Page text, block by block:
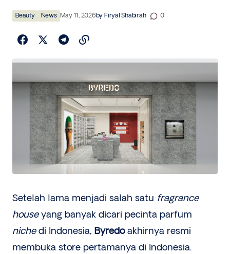
Beauty News May 11, 2026by Firyal Shabirah 0
Setelah lama menjadi salah satu fragrance
houseyang banyak dicari pecinta parfum
nichedi Indonesia, Byredoakhirnya resmi
membuka store pertamanya di Indonesia.